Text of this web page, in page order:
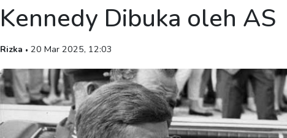
Kennedy Dibuka oleh AS
Rizka • 20 Mar 2025, 12:03